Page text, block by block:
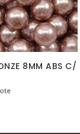
8MM ABS C/